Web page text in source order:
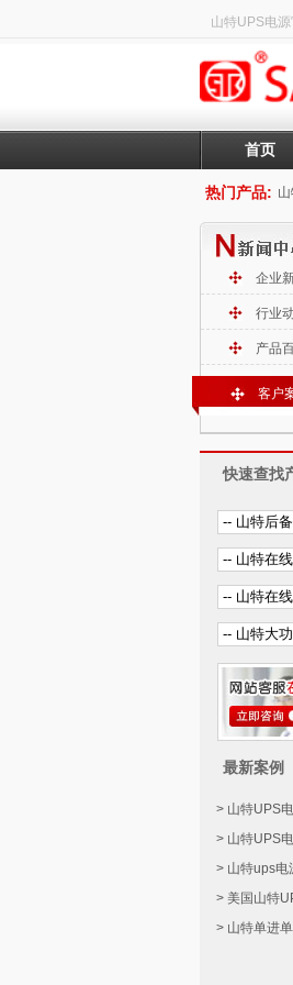
山特UPS电源
首页
热门产品:
企业
行业
产品
客户
快速查找
最新案例
> 山特UPS
> 山特UPS
> 山特ups电
> 美国山特
> 山特单进